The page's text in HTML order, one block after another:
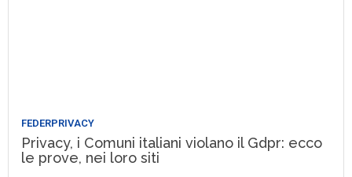
FEDERPRIVACY
Privacy, i Comuni italiani violano il Gdpr: ecco
le prove, nei loro siti